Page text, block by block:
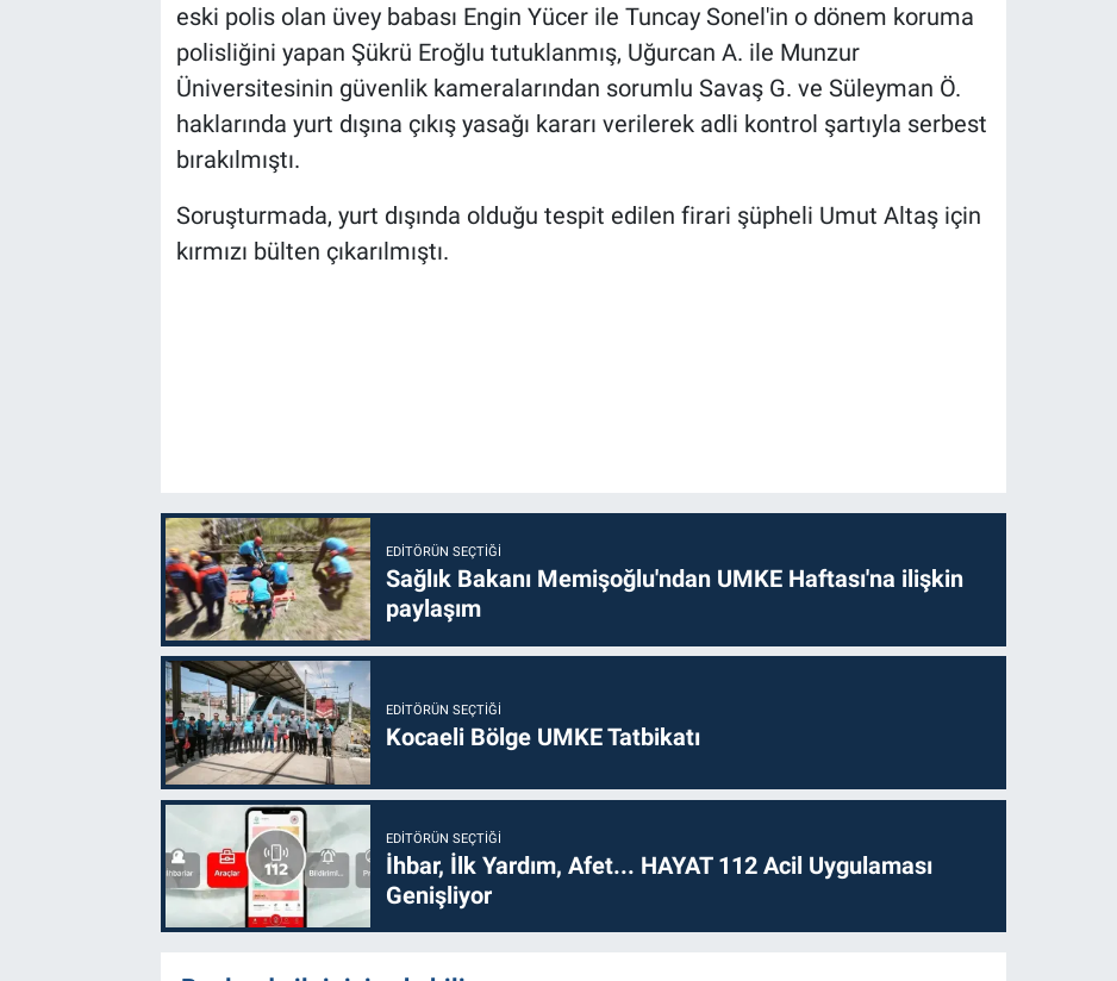
eski polis olan üvey babası Engin Yücer ile Tuncay Sonel'in o dönem koruma
polisliğini yapan Şükrü Eroğlu tutuklanmış, Uğurcan A. ile Munzur
Üniversitesinin güvenlik kameralarından sorumlu Savaş G. ve Süleyman Ö.
haklarında yurt dışına çıkış yasağı kararı verilerek adli kontrol şartıyla serbest
bırakılmıştı.
Soruşturmada, yurt dışında olduğu tespit edilen firari şüpheli Umut Altaş için
kırmızı bülten çıkarılmıştı.
EDITÖRÜN SEÇTIĞI
Sağlık Bakanı Memişoğlu'ndan UMKE Haftası'na ilişkin
paylaşım
EDITÖRÜN SEÇTIĞI
Kocaeli Bölge UMKE Tatbikatı
EDITÖRÜN SEÇTIĞI
İhbar, İlk Yardım, Afet... HAYAT 112 Acil Uygulaması
Genişliyor